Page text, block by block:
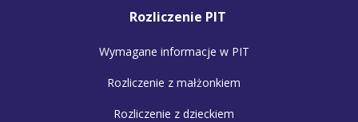
Rozliczenie PIT
Wymagane informacje w PIT
Rozliczenie z małżonkiem
Rozliczenie z dzieckiem